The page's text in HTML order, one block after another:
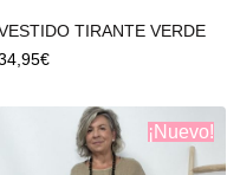
TIRANTE VERDE
€
¡Nuevo!